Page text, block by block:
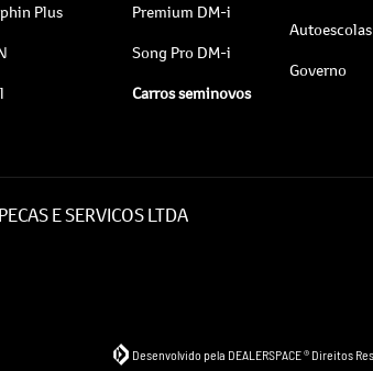
Plus
Premium DM-i
Song Pro DM-i
Carros seminovos
Autoescolas
Governo
E SERVICOS LTDA
Desenvolvido pela DEALERSPACE ® Direitos